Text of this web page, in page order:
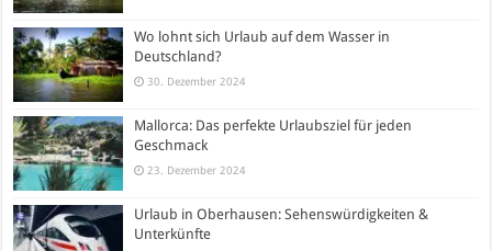
Wo lohnt sich Urlaub auf dem Wasser in
Deutschland?
30. Dezember 2024
Mallorca: Das perfekte Urlaubsziel für jeden
Geschmack
23. Dezember 2024
Urlaub in Oberhausen: Sehenswürdigkeiten &
Unterkünfte